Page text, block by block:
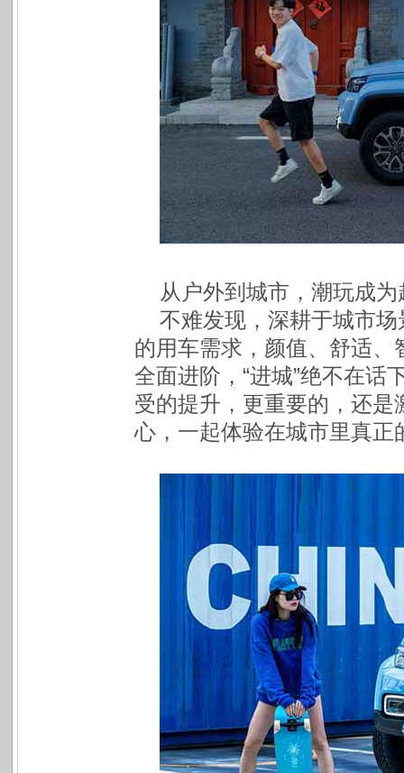
从户外到城市，潮玩成
不难发现，深耕于城市
的用车需求，颜值、舒适
全面进阶，“进城”绝不在话
受的提升，更重要的，还
心，一起体验在城市里真正